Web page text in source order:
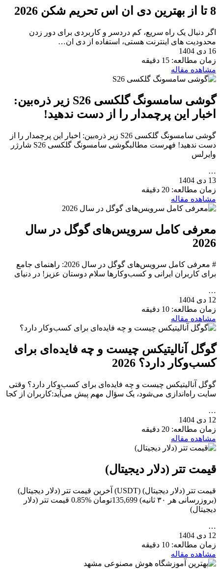
8 تا از بهترین دی ان اس تحریم شکن 2026
اگر دنبال یک راه سریع، کم دردسر و کاربردی برای دور زدن
محدودیت های اینترنت هستی، استفاده از دی ان…
16 دی 1404
زمان مطالعه: 15 دقیقه
مشاهده مقاله
گوشی سامسونگ گلکسی S26 زیر ذره‌بین:
اخبار این پرچمدار را از دست ندهید!
گوشی سامسونگ گلکسی S26 زیر ذره‌بین: اخبار این پرچمدار را از
دست ندهید! فهرست مطالبگوشی سامسونگ گلکسی S26 شارژر
وایرلس
…
13 دی 1404
زمان مطالعه: 20 دقیقه
مشاهده مقاله
معرفی کامل سرویس‌های گوگل در سال
2026
# معرفی کامل سرویس‌های گوگل در سال 2026: راهنمای جامع
برای کاربران ایرانی و کسب‌وکارها سلام دوستان عزیز! در دنیای
…
12 دی 1404
زمان مطالعه: 10 دقیقه
مشاهده مقاله
گوگل آنالیتیکس چیست و چه فایده‌ای برای
کسب‌وکار دارد؟ 2026
گوگل آنالیتیکس چیست و چه فایده‌ای برای کسب‌وکار دارد؟ وقتی
سایت راه‌اندازی می‌شود، یک سؤال مهم پیش می‌آید:کاربران از کجا
…
12 دی 1404
زمان مطالعه: 20 دقیقه
مشاهده مقاله
قیمت تتر (دلار دیجیتال)
قیمت تتر (دلار دیجیتال) (USDT) آخرین قیمت تتر (دلار دیجیتال)
(بروزرسانی هر ۳۰ ثانیه) 135,699تومان %0.85 قیمت تتر (دلار
دیجیتال)
…
12 دی 1404
زمان مطالعه: 10 دقیقه
مشاهده مقاله